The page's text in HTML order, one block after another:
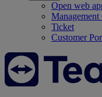
Open web
Management
Ticket
Customer